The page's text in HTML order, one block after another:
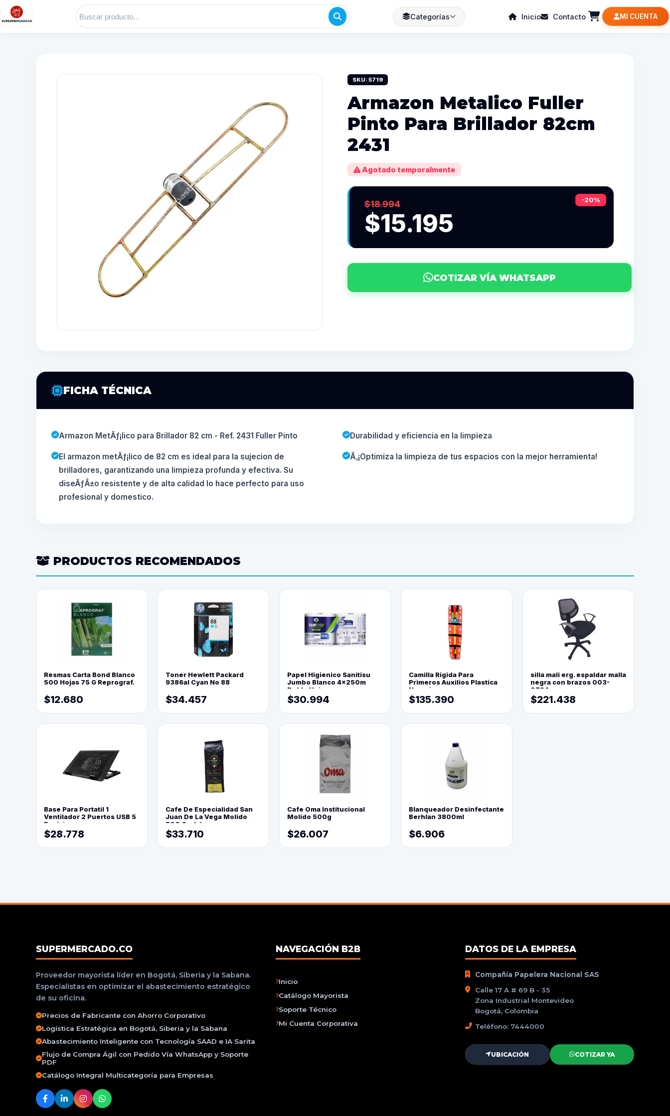
Categorías Inicio Contacto MI CUENTA
SKU: 5719
Armazon Metalico Fuller
Pinto Para Brillador 82cm
2431
Agotado temporalmente
-20%
$18.994
$15.195
COTIZAR VÍA WHATSAPP
FICHA TÉCNICA
Armazon MetÃƒ¡lico para Brillador 82 cm - Ref. 2431 Fuller Pinto Durabilidad y eficiencia en la limpieza
El armazon metÃƒ¡lico de 82 cm es ideal para la sujecion de
brilladores, garantizando una limpieza profunda y efectiva. Su
diseÃƒÂ±o resistente y de alta calidad lo hace perfecto para uso
profesional y domestico.
Ã‚¡Optimiza la limpieza de tus espacios con la mejor herramienta!
PRODUCTOS RECOMENDADOS
Resmas Carta Bond Blanco
500 Hojas 75 G Reprograf.
$12.680
Toner Hewlett Packard
9386al Cyan No 88
$34.457
Papel Higienico Sanitisu
Jumbo Blanco 4x250m
Doble Hoja
$30.994
Camilla Rigida Para
Primeros Auxilios Plastica
Naranja
$135.390
silla mali erg. espaldar malla
negra con brazos 003-
0794
$221.438
Base Para Portatil 1
Ventilador 2 Puertos USB 5
Posiciones
$28.778
Cafe De Especialidad San
Juan De La Vega Molido
500 Grs(=)
$33.710
Cafe Oma Institucional
Molido 500g
$26.007
Blanqueador Desinfectante
Berhlan 3800ml
$6.906
SUPERMERCADO.CO
Proveedor mayorista líder en Bogotá, Siberia y la Sabana.
Especialistas en optimizar el abastecimiento estratégico
de su oficina.
Precios de Fabricante con Ahorro Corporativo
Logística Estratégica en Bogotá, Siberia y la Sabana
Abastecimiento Inteligente con Tecnología SAAD e IA Sarita
Flujo de Compra Ágil con Pedido Vía WhatsApp y Soporte
PDF
Catálogo Integral Multicategoría para Empresas
NAVEGACIÓN B2B
Inicio
Catálogo Mayorista
Soporte Técnico
Mi Cuenta Corporativa
DATOS DE LA EMPRESA
Compañía Papelera Nacional SAS
Calle 17 A # 69 B - 35
Zona Industrial Montevideo
Bogotá, Colombia
Teléfono: 7444000
UBICACIÓN COTIZAR YA